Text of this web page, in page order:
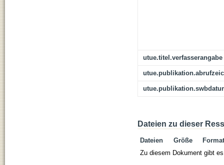
utue.titel.verfasserangabe
Dateien zu dieser
Dateien Größe
Format
Zu diesem Dokument gibt